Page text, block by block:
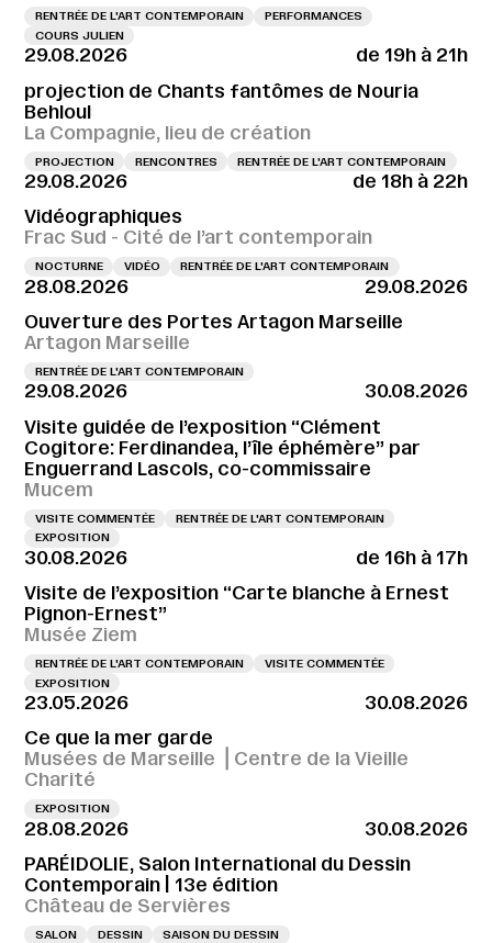
RENTRÉE DE L'ART CONTEMPORAIN
PERFORMANCES
COURS JULIEN
29.08.2026
de 19h à 21h
projection de Chants fantômes de Nouria
Behloul
La Compagnie, lieu de création
PROJECTION RENCONTRES RENTRÉE DE L'ART CONTEMPORAIN
29.08.2026
de 18h à 22h
Vidéographiques
Frac Sud - Cité de l’art contemporain
NOCTURNE VIDÉO RENTRÉE DE L'ART CONTEMPORAIN
28.08.2026
29.08.2026
Ouverture des Portes Artagon Marseille
Artagon Marseille
RENTRÉE DE L'ART CONTEMPORAIN
29.08.2026
30.08.2026
Visite guidée de l’exposition “Clément
Cogitore: Ferdinandea, l’île éphémère” par
Enguerrand Lascols, co-commissaire
Mucem
VISITE COMMENTÉE
RENTRÉE DE L'ART CONTEMPORAIN
EXPOSITION
30.08.2026
de 16h à 17h
Visite de l’exposition “Carte blanche à Ernest
Pignon-Ernest”
Musée Ziem
RENTRÉE DE L'ART CONTEMPORAIN
VISITE COMMENTÉE
EXPOSITION
23.05.2026
30.08.2026
Ce que la mer garde
Musées de Marseille ⎪Centre de la Vieille
Charité
EXPOSITION
28.08.2026
30.08.2026
PARÉIDOLIE, Salon International du Dessin
Contemporain | 13e édition
Château de Servières
SALON DESSIN
SAISON DU DESSIN